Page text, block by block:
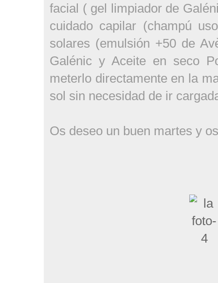
facial ( gel limpiador de
cuidado capilar (champú
solares (emulsión +50 de
Galénic y Aceite en seco
meterlo directamente en la
sol sin necesidad de ir
Os deseo un buen martes y